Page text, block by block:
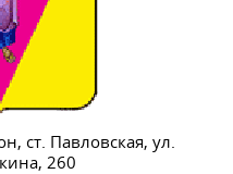
ст. Павловская, ул.
260